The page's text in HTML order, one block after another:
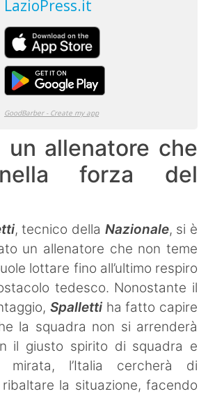
un allenatore che
forza del
, tecnico della Nazionale, si è
un allenatore che non teme
lottare fino all’ultimo respiro
tedesco. Nonostante il
Spalletti ha fatto capire
la squadra non si arrenderà
il giusto spirito di squadra e
mirata, l’Italia cercherà di
la situazione, facendo